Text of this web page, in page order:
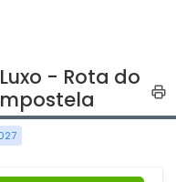
- Rota do